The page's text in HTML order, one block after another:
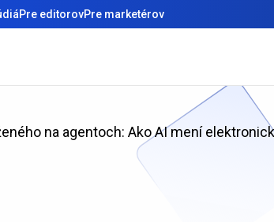
Pre editorovPre marketérov
na agentoch: Ako AI mení